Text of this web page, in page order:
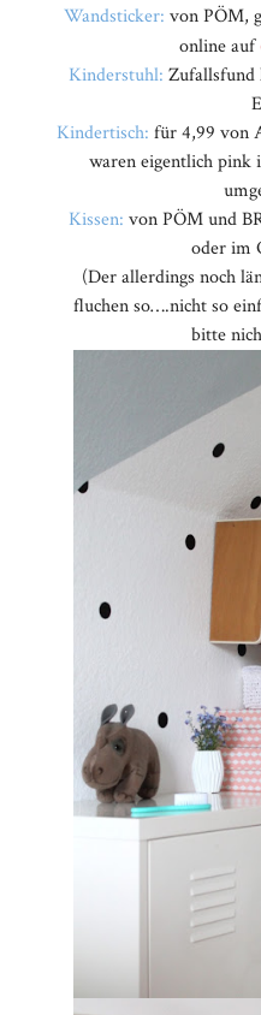
Wandsticker: von PÖM,
online auf
Kinderstuhl: Zufallsfund
Kindertisch:für 4,99 von
waren eigentlich pink
Kissen: von PÖM und
oder im
(Der allerdings noch
fluchen so….nicht so
bitte